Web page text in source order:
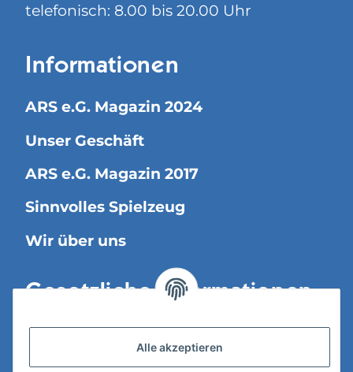
telefonisch: 8.00 bis 20.00 Uhr
Informationen
ARS e.G. Magazin 2024
Unser Geschäft
ARS e.G. Magazin 2017
Sinnvolles Spielzeug
Wir über uns
Gesetzliche Informationen
Versandinformationen
Datenschutz
Alle akzeptieren